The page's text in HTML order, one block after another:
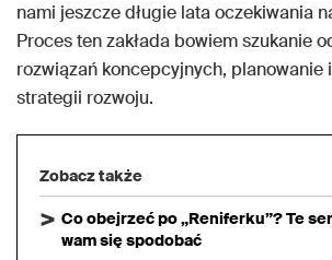
nami jeszcze długie lata oczekiwania
Proces ten zakłada bowiem szukanie
rozwiązań koncepcyjnych, planowanie
strategii rozwoju.
Zobacz także
Co obejrzeć po „Reniferku”? Te
wam się spodobać